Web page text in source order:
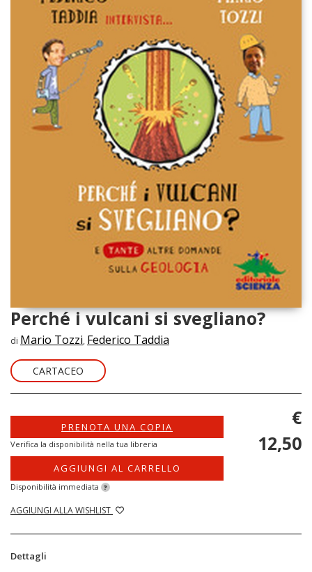
Perché i vulcani si svegliano?
di Mario Tozzi, Federico Taddia
CARTACEO
PRENOTA UNA COPIA
Verifica la disponibilità nella tua libreria
AGGIUNGI AL CARRELLO
Disponibilità immediata ?
AGGIUNGI ALLA WISHLIST
€
12,50
Dettagli